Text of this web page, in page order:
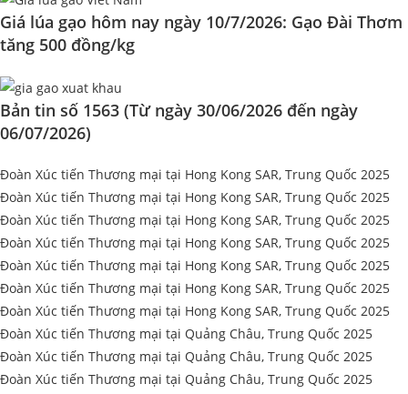
Giá lúa gạo hôm nay ngày 10/7/2026: Gạo Đài Thơm
tăng 500 đồng/kg
Bản tin số 1563 (Từ ngày 30/06/2026 đến ngày
06/07/2026)
Đoàn Xúc tiến Thương mại tại Hong Kong SAR, Trung Quốc 2025
Đoàn Xúc tiến Thương mại tại Hong Kong SAR, Trung Quốc 2025
Đoàn Xúc tiến Thương mại tại Hong Kong SAR, Trung Quốc 2025
Đoàn Xúc tiến Thương mại tại Hong Kong SAR, Trung Quốc 2025
Đoàn Xúc tiến Thương mại tại Hong Kong SAR, Trung Quốc 2025
Đoàn Xúc tiến Thương mại tại Hong Kong SAR, Trung Quốc 2025
Đoàn Xúc tiến Thương mại tại Hong Kong SAR, Trung Quốc 2025
Đoàn Xúc tiến Thương mại tại Quảng Châu, Trung Quốc 2025
Đoàn Xúc tiến Thương mại tại Quảng Châu, Trung Quốc 2025
Đoàn Xúc tiến Thương mại tại Quảng Châu, Trung Quốc 2025